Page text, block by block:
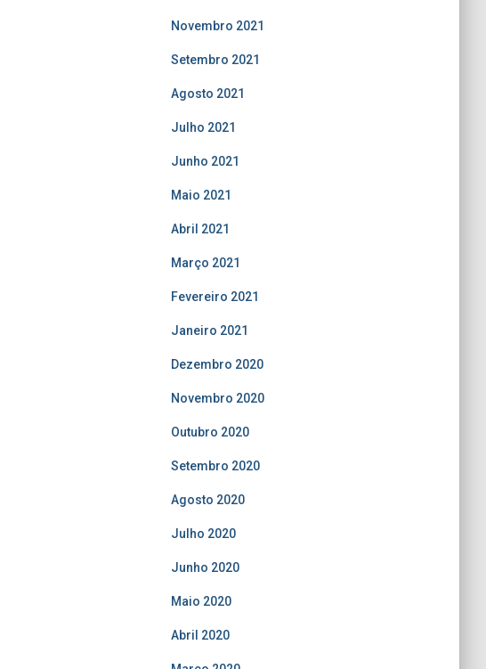
Novembro 2021
Setembro 2021
Agosto 2021
Julho 2021
Junho 2021
Maio 2021
Abril 2021
Março 2021
Fevereiro 2021
Janeiro 2021
Dezembro 2020
Novembro 2020
Outubro 2020
Setembro 2020
Agosto 2020
Julho 2020
Junho 2020
Maio 2020
Abril 2020